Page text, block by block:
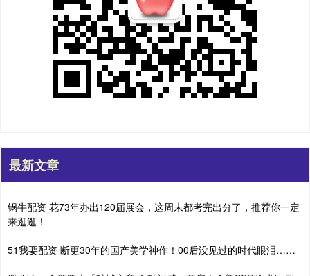
最新文章
锅牛配资 花73年办出120届展会，这周末都考完出分了，推荐你一定
来逛逛！
51我要配资 断更30年的国产美学神作！00后没见过的时代眼泪……